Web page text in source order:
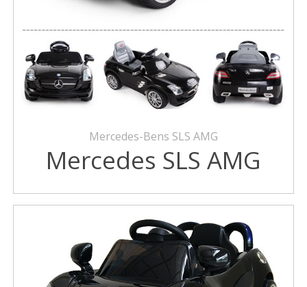
Mercedes-Bens SLS AMG
Mercedes SLS AMG